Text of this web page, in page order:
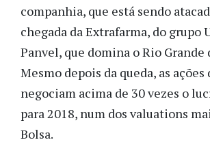
companhia, que está sendo
chegada da Extrafarma, do grupo
Panvel, que domina o Rio Grande
Mesmo depois da queda, as ações
negociam acima de 30 vezes o
para 2018, num dos valuations
Bolsa.